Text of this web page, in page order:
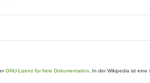
GNU-Lizenz für freie Dokumentation . In der Wikipedia ist eine